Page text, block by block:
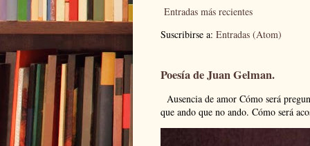
Entradas más recientes
Suscribirse a: Entradas (Atom)
Poesía de Juan Gelman.
Ausencia de amor Cómo será
que ando que no ando. Cómo será